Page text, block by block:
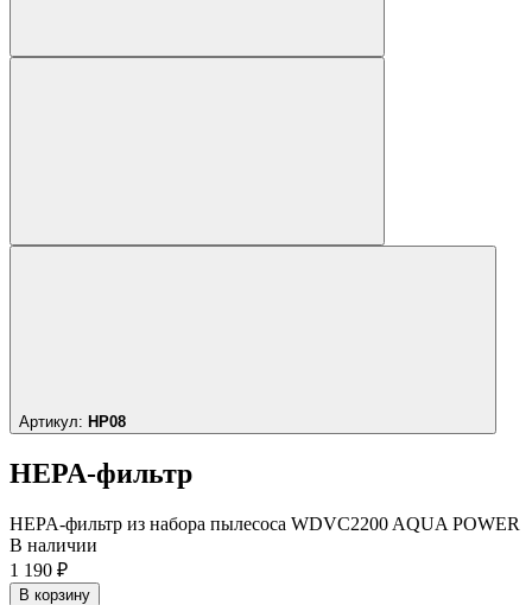
Артикул: HP08
HEPA-фильтр
HEPA-фильтр из набора пылесоса WDVC2200 AQUA POWER
В наличии
1 190 ₽
В корзину